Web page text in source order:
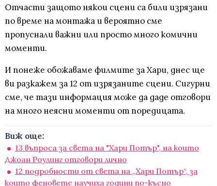
Отчасти защото някои сцени са били изрязани
по време на монтажа и вероятно сме
пропуснали важни или просто много комични
моменти.
И понеже обожаваме филмите за Хари, днес ще
ви разкажем за 12 от изрязаните сцени. Сигурни
сме, че тази информация може да даде отговори
на много неясни моменти от поредицата.
Виж още:
13 въпроса за света на "Хари Потър", на които
Джоан Роулинг отговори лично
12 подробности от света на „Хари Потър“, за
които феновете научиха години по-късно